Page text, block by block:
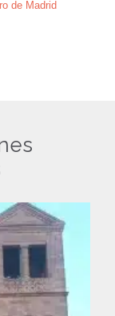
de Madrid